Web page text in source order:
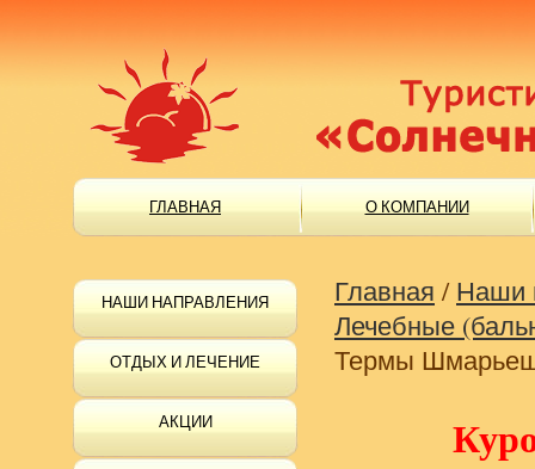
ГЛАВНАЯ О КОМПАНИИ
НАШИ НАПРАВЛЕНИЯ
ОТДЫХ И ЛЕЧЕНИЕ
АКЦИИ
Главная / Наши
Лечебные
Термы